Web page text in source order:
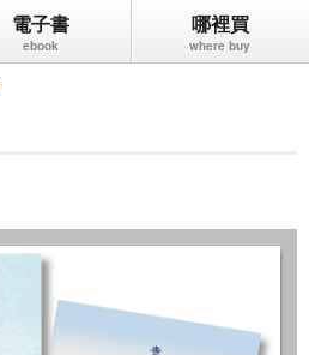
電子書 哪裡買